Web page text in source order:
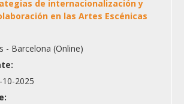
de internacionalización y
en las Artes Escénicas
- Barcelona (Online)
2025